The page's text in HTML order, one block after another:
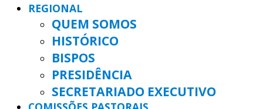
REGIONAL
QUEM SOMOS
HISTÓRICO
BISPOS
PRESIDÊNCIA
SECRETARIADO EXECUTIVO